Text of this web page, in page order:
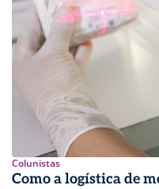
Colunistas
Como a logística de